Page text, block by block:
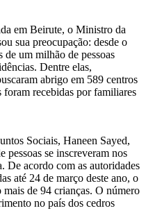
em Beirute, o Ministro da
sua preocupação: desde o
de um milhão de pessoas
Dentre elas,
abrigo em 589 centros
foram recebidas por familiares
Sociais, Haneen Sayed,
pessoas se inscreveram nos
De acordo com as autoridades
até 24 de março deste ano, o
de 94 crianças. O número
no país dos cedros